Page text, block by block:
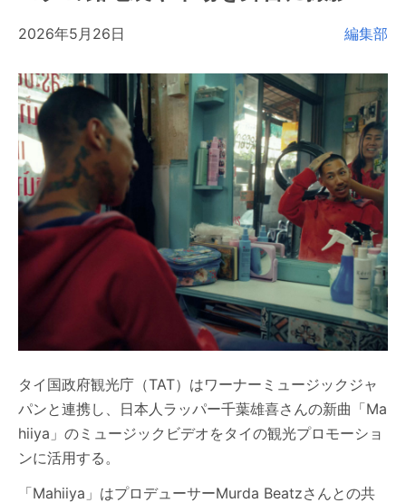
2026年5月26日 編集部
タイ国政府観光庁（TAT）はワーナーミュージックジャ
パンと連携し、日本人ラッパー千葉雄喜さんの新曲「Ma
hiiya」のミュージックビデオをタイの観光プロモーショ
ンに活用する。
「Mahiiya」はプロデューサーMurda Beatzさんとの共